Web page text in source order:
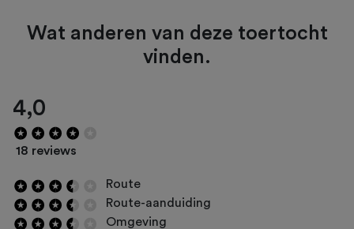
Wat anderen van deze toertocht
vinden.
4,0
18 reviews
Route
Route-aanduiding
Omgeving